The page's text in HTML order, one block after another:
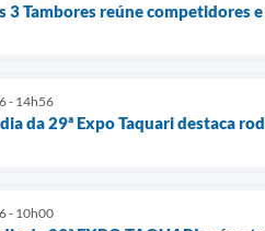
3 Tambores reúne competidores
- 14h56
da 29ª Expo Taquari destaca
- 10h00